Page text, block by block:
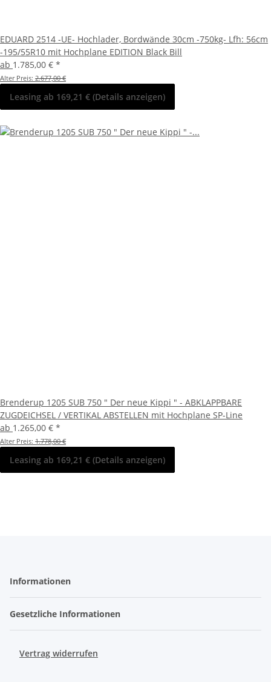
EDUARD 2514 -UE- Hochlader, Bordwände 30cm -750kg- Lfh: 56cm
-195/55R10 mit Hochplane EDITION Black Bill
ab 1.785,00 € *
Alter Preis: 2.677,00 €
Leasing ab 169,21 € (Details anzeigen)
Brenderup 1205 SUB 750 " Der neue Kippi " - ABKLAPPBARE
ZUGDEICHSEL / VERTIKAL ABSTELLEN mit Hochplane SP-Line
ab 1.265,00 € *
Alter Preis: 1.778,00 €
Leasing ab 169,21 € (Details anzeigen)
Informationen
Gesetzliche Informationen
Vertrag widerrufen